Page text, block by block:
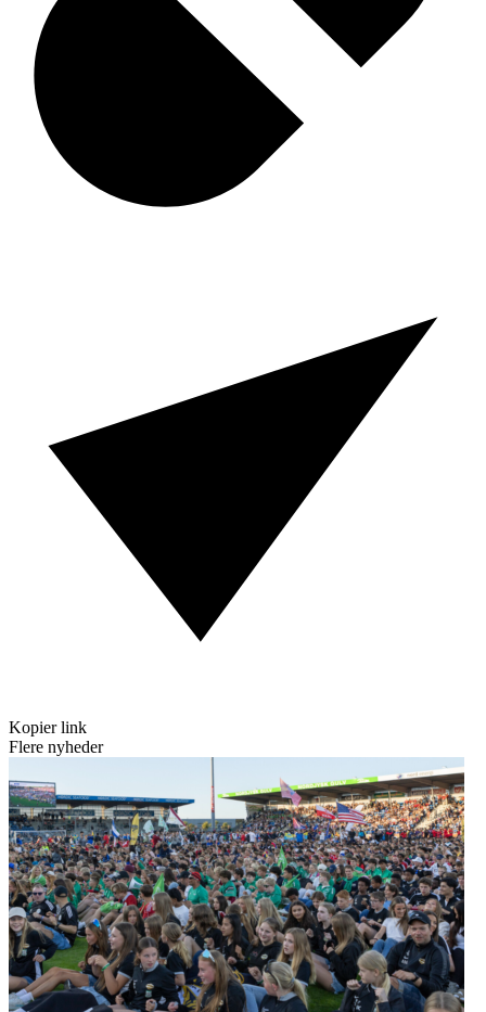
Kopier link
Flere nyheder